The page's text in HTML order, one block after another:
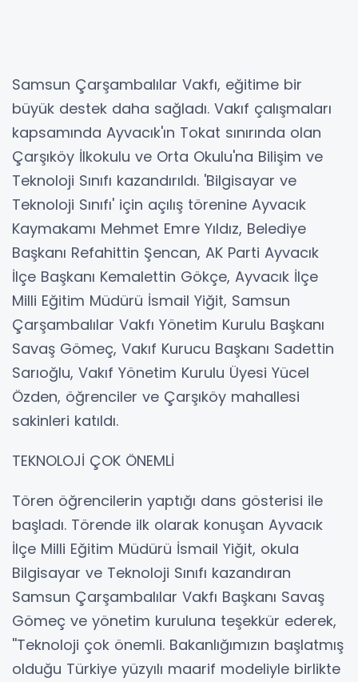
Samsun Çarşambalılar Vakfı, eğitime bir
büyük destek daha sağladı. Vakıf çalışmaları
kapsamında Ayvacık'ın Tokat sınırında olan
Çarşıköy İlkokulu ve Orta Okulu'na Bilişim ve
Teknoloji Sınıfı kazandırıldı. 'Bilgisayar ve
Teknoloji Sınıfı' için açılış törenine Ayvacık
Kaymakamı Mehmet Emre Yıldız, Belediye
Başkanı Refahittin Şencan, AK Parti Ayvacık
İlçe Başkanı Kemalettin Gökçe, Ayvacık İlçe
Milli Eğitim Müdürü İsmail Yiğit, Samsun
Çarşambalılar Vakfı Yönetim Kurulu Başkanı
Savaş Gömeç, Vakıf Kurucu Başkanı Sadettin
Sarıoğlu, Vakıf Yönetim Kurulu Üyesi Yücel
Özden, öğrenciler ve Çarşıköy mahallesi
sakinleri katıldı.
TEKNOLOJİ ÇOK ÖNEMLİ
Tören öğrencilerin yaptığı dans gösterisi ile
başladı. Törende ilk olarak konuşan Ayvacık
İlçe Milli Eğitim Müdürü İsmail Yiğit, okula
Bilgisayar ve Teknoloji Sınıfı kazandıran
Samsun Çarşambalılar Vakfı Başkanı Savaş
Gömeç ve yönetim kuruluna teşekkür ederek,
''Teknoloji çok önemli. Bakanlığımızın başlatmış
olduğu Türkiye yüzyılı maarif modeliyle birlikte